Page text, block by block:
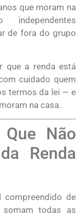
que moram na
de fora do grupo
que a renda está
cuidado quem
termos da lei — e
na casa.
Não
Renda
compreendido de
todas as